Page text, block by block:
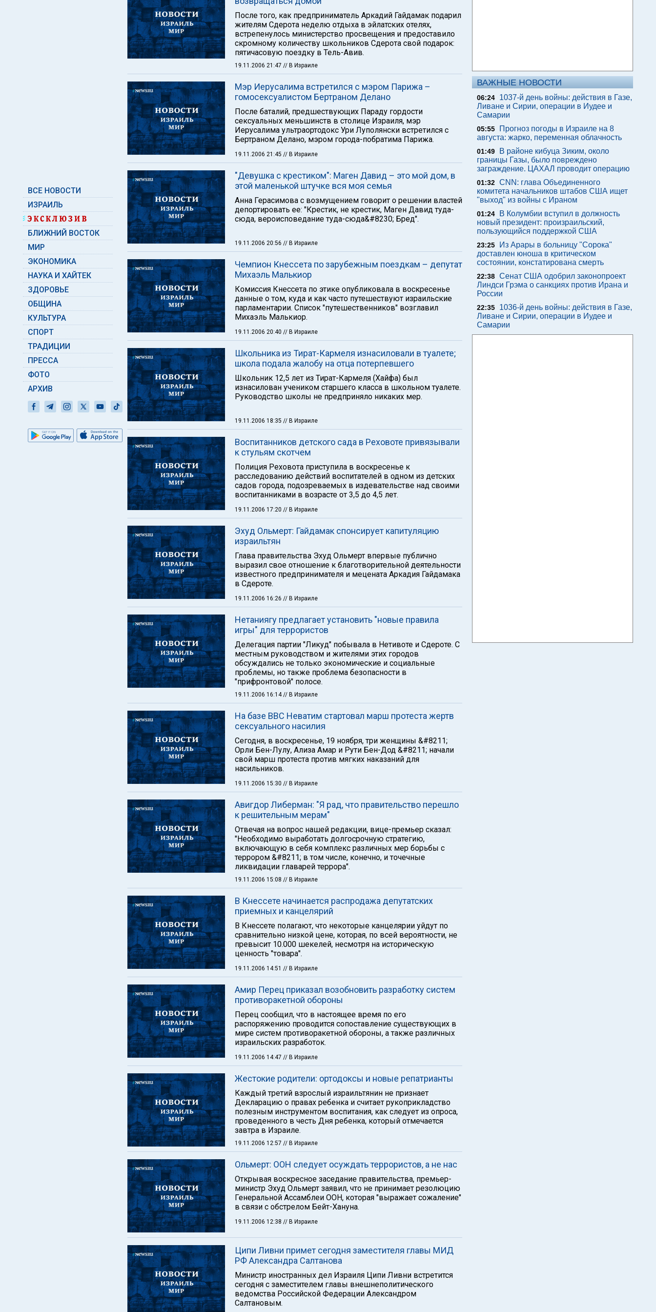
ВСЕ НОВОСТИ
ИЗРАИЛЬ
БЛИЖНИЙ ВОСТОК
МИР
ЭКОНОМИКА
НАУКА И ХАЙТЕК
ЗДОРОВЬЕ
ОБЩИНА
КУЛЬТУРА
СПОРТ
ТРАДИЦИИ
ПРЕССА
ФОТО
АРХИВ
После того, как предприниматель Аркадий Гайдамак подарил
жителям Сдерота неделю отдыха в эйлатских отелях,
встрепенулось министерство просвещения и предоставило
скромному количеству школьников Сдерота свой подарок:
пятичасовую поездку в Тель-Авив.
19.11.2006 21:47 // В Израиле
Мэр Иерусалима встретился с мэром Парижа –
гомосексуалистом Бертраном Делано
После баталий, предшествующих Параду гордости
сексуальных меньшинств в столице Израиля, мэр
Иерусалима ультраортодокс Ури Луполянски встретился с
Бертраном Делано, мэром города-побратима Парижа.
19.11.2006 21:45 // В Израиле
"Девушка с крестиком": Маген Давид – это мой дом, в
этой маленькой штучке вся моя семья
Анна Герасимова с возмущением говорит о решении властей
депортировать ее: "Крестик, не крестик, Маген Давид туда-
сюда, вероисповедание туда-сюда&#8230; Бред".
19.11.2006 20:56 // В Израиле
Чемпион Кнессета по зарубежным поездкам – депутат
Михаэль Малькиор
Комиссия Кнессета по этике опубликовала в воскресенье
данные о том, куда и как часто путешествуют израильские
парламентарии. Список "путешественников" возглавил
Михаэль Малькиор.
19.11.2006 20:40 // В Израиле
Школьника из Тират-Кармеля изнасиловали в туалете;
школа подала жалобу на отца потерпевшего
Школьник 12,5 лет из Тират-Кармеля (Хайфа) был
изнасилован учеником старшего класса в школьном туалете.
Руководство школы не предприняло никаких мер.
19.11.2006 18:35 // В Израиле
Воспитанников детского сада в Реховоте привязывали
к стульям скотчем
Полиция Реховота приступила в воскресенье к
расследованию действий воспитателей в одном из детских
садов города, подозреваемых в издевательстве над своими
воспитанниками в возрасте от 3,5 до 4,5 лет.
19.11.2006 17:20 // В Израиле
Эхуд Ольмерт: Гайдамак спонсирует капитуляцию
израильтян
Глава правительства Эхуд Ольмерт впервые публично
выразил свое отношение к благотворительной деятельности
известного предпринимателя и мецената Аркадия Гайдамака
в Сдероте.
19.11.2006 16:26 // В Израиле
Нетаниягу предлагает установить "новые правила
игры" для террористов
Делегация партии "Ликуд" побывала в Нетивоте и Сдероте. С
местным руководством и жителями этих городов
обсуждались не только экономические и социальные
проблемы, но также проблема безопасности в
"прифронтовой" полосе.
19.11.2006 16:14// В Израиле
На базе ВВС Неватим стартовал марш протеста жертв
сексуального насилия
Сегодня, в воскресенье, 19 ноября, три женщины &#8211;
Орли Бен-Лулу, Ализа Амар и Рути Бен-Дод &#8211; начали
свой марш протеста против мягких наказаний для
насильников.
19.11.2006 15:30 // В Израиле
Авигдор Либерман: "Я рад, что правительство перешло
к решительным мерам"
Отвечая на вопрос нашей редакции, вице-премьер сказал:
"Необходимо выработать долгосрочную стратегию,
включающую в себя комплекс различных мер борьбы с
террором &#8211; в том числе, конечно, и точечные
ликвидации главарей террора".
19.11.2006 15:08 // В Израиле
В Кнессете начинается распродажа депутатских
приемных и канцелярий
В Кнессете полагают, что некоторые канцелярии уйдут по
сравнительно низкой цене, которая, по всей вероятности, не
превысит 10.000 шекелей, несмотря на историческую
ценность "товара".
19.11.2006 14:51 // В Израиле
Амир Перец приказал возобновить разработку систем
противоракетной обороны
Перец сообщил, что в настоящее время по его
распоряжению проводится сопоставление существующих в
мире систем противоракетной обороны, а также различных
израильских разработок.
19.11.2006 14:47 // В Израиле
Жестокие родители: ортодоксы и новые репатрианты
Каждый третий взрослый израильтянин не признает
Декларацию о правах ребенка и считает рукоприкладство
полезным инструментом воспитания, как следует из опроса,
проведенного в честь Дня ребенка, который отмечается
завтра в Израиле.
19.11.2006 12:57 // В Израиле
Ольмерт: ООН следует осуждать террористов, а не нас
Открывая воскресное заседание правительства, премьер-
министр Эхуд Ольмерт заявил, что не принимает резолюцию
Генеральной Ассамблеи ООН, которая "выражает сожаление"
в связи с обстрелом Бейт-Хануна.
19.11.2006 12:38 // В Израиле
Ципи Ливни примет сегодня заместителя главы МИД
РФ Александра Салтанова
Министр иностранных дел Израиля Ципи Ливни встретится
сегодня с заместителем главы внешнеполитического
ведомства Российской Федерации Александром
Салтановым.
ВАЖНЫЕ НОВОСТИ
06:24
1037-й день войны: действия в Газе,
Ливане и Сирии, операции в Иудее и
Самарии
05:55
Прогноз погоды в Израиле на 8
августа: жарко, переменная облачность
01:49
В районе кибуца Зиким, около
границы Газы, было повреждено
заграждение. ЦАХАЛ проводит операцию
01:32 CNN: глава Объединенного
комитета начальников штабов США ищет
"выход" из войны с Ираном
01:24
В Колумбии вступил в должность
новый президент: произраильский,
пользующийся поддержкой США
23:25
Из Арары в больницу "Сорока"
доставлен юноша в критическом
состоянии, констатирована смерть
22:38 Сенат США одобрил законопроект
Линдси Грэма о санкциях против Ирана и
России
22:35
1036-й день войны: действия в Газе,
Ливане и Сирии, операции в Иудее и
Самарии